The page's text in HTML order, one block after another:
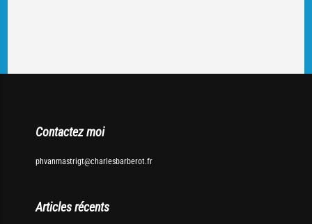
Contactez moi
phvanmastrigt@charlesbarberot.fr
Articles récents